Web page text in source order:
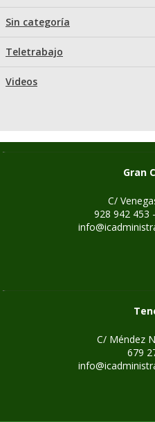
Sin categoría
Teletrabajo
Videos
Gran
C/
928 942 453
C/ Méndez
679